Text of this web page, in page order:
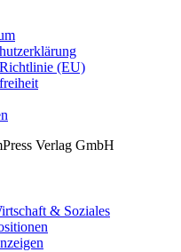
(EU)
Verlag GmbH
& Soziales